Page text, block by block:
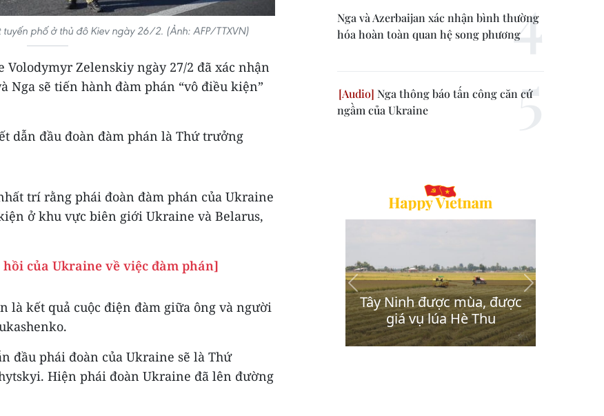
tuyến phố ở thủ đô Kiev ngày 26/2. (Ảnh: AFP/TTXVN)
Volodymyr Zelenskiy ngày 27/2 đã xác nhận
Nga sẽ tiến hành đàm phán “vô điều kiện”
dẫn đầu đoàn đàm phán là Thứ trưởng
trí rằng phái đoàn đàm phán của Ukraine
ở khu vực biên giới Ukraine và Belarus,
của Ukraine về việc đàm phán]
là kết quả cuộc điện đàm giữa ông và người
đầu phái đoàn của Ukraine sẽ là Thứ
Hiện phái đoàn Ukraine đã lên đường
Nga và Azerbaijan xác nhận bình thường
hóa hoàn toàn quan hệ song phương
Nga thông báo tấn công căn cứ
ngầm của Ukraine